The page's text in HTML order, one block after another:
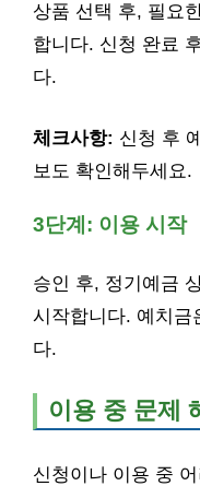
상품 선택 후, 필요
합니다. 신청 완료
다.
체크사항: 신청 후
보도 확인해두세요.
3단계: 이용 시작
승인 후, 정기예금
시작합니다. 예치금
다.
이용 중 문제
신청이나 이용 중